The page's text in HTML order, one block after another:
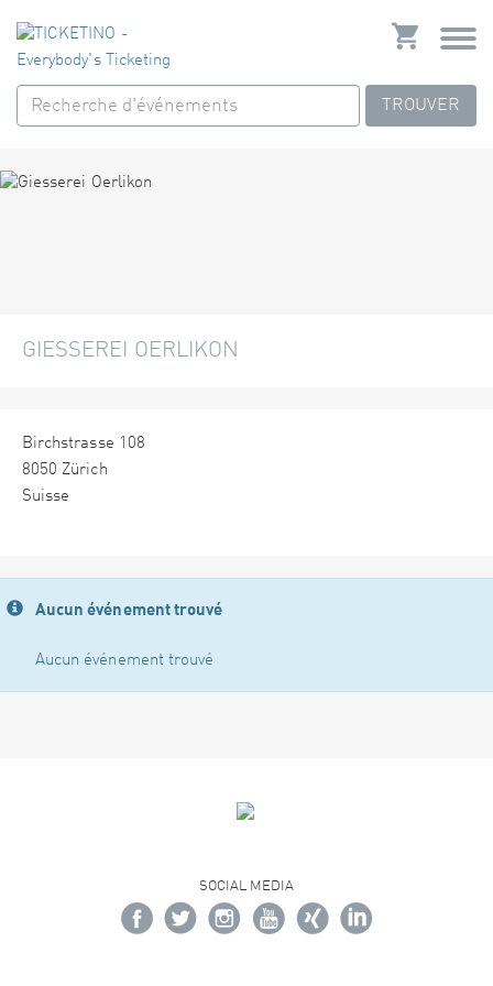
TROUVER
GIESSEREI OERLIKON
Birchstrasse 108
8050 Zürich
Suisse
Aucun événement trouvé
Aucun événement trouvé
SOCIAL MEDIA